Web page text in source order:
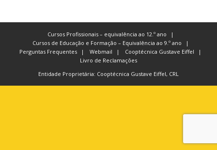
Cursos Profissionais – equivalência ao 12.º ano
Cursos de Educação e Formação – Equivalência ao 9.º ano
Perguntas Frequentes
Webmail
Cooptécnica Gustave Eiffel
Livro de Reclamações
Entidade Proprietária: Cooptécnica Gustave Eiffel, CRL